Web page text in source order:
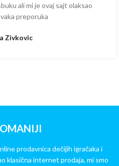
ali mi je ovaj sajt olaksao
preporuka
Zivkovic
prodavnica dečijih igračaka i
klasična internet prodaja, mi smo